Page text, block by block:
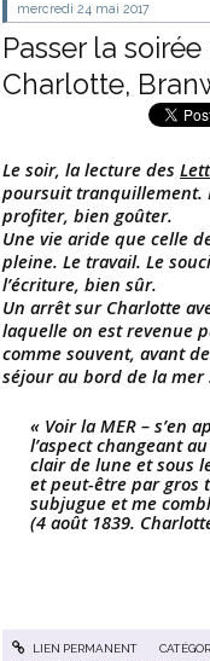
mercredi 24 mai 2017
Passer la
Charlotte,
Le soir, la lecture des
poursuit tranquillement.
profiter, bien goûter.
Une vie aride que celle
pleine. Le travail. Le
l’écriture, bien sûr.
Un arrêt sur Charlotte
laquelle on est revenue
comme souvent, avant
séjour au bord de la mer
« Voir la MER – s’en
l’aspect changeant
clair de lune et sous
et peut-être par gros
subjugue et me
(4 août 1839.
LIEN PERMANENT